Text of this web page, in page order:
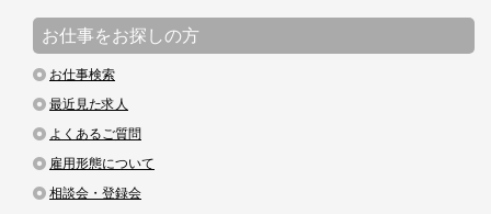
お仕事をお探しの方
お仕事検索
最近見た求人
よくあるご質問
雇用形態について
相談会・登録会